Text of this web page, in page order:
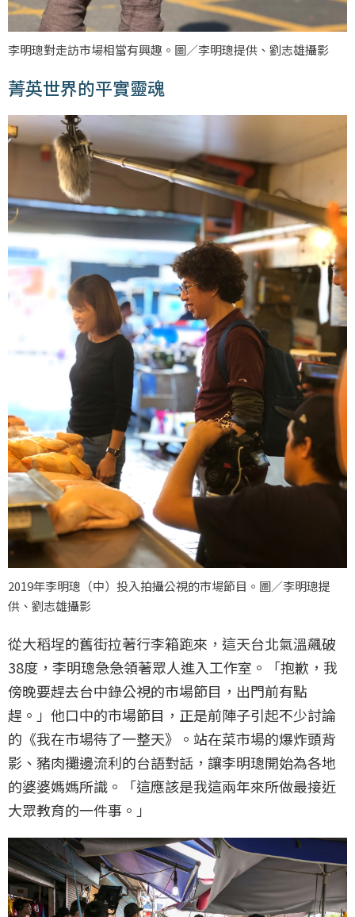
李明璁對走訪市場相當有興趣。圖／李明璁提供、劉志雄攝影
菁英世界的平實靈魂
2019年李明璁（中）投入拍攝公視的市場節目。圖／李明璁提
供、劉志雄攝影
從大稻埕的舊街拉著行李箱跑來，這天台北氣溫飆破
38度，李明璁急急領著眾人進入工作室。「抱歉，我
傍晚要趕去台中錄公視的市場節目，出門前有點
趕。」他口中的市場節目，正是前陣子引起不少討論
的《我在市場待了一整天》。站在菜市場的爆炸頭背
影、豬肉攤邊流利的台語對話，讓李明璁開始為各地
的婆婆媽媽所識。「這應該是我這兩年來所做最接近
大眾教育的一件事。」